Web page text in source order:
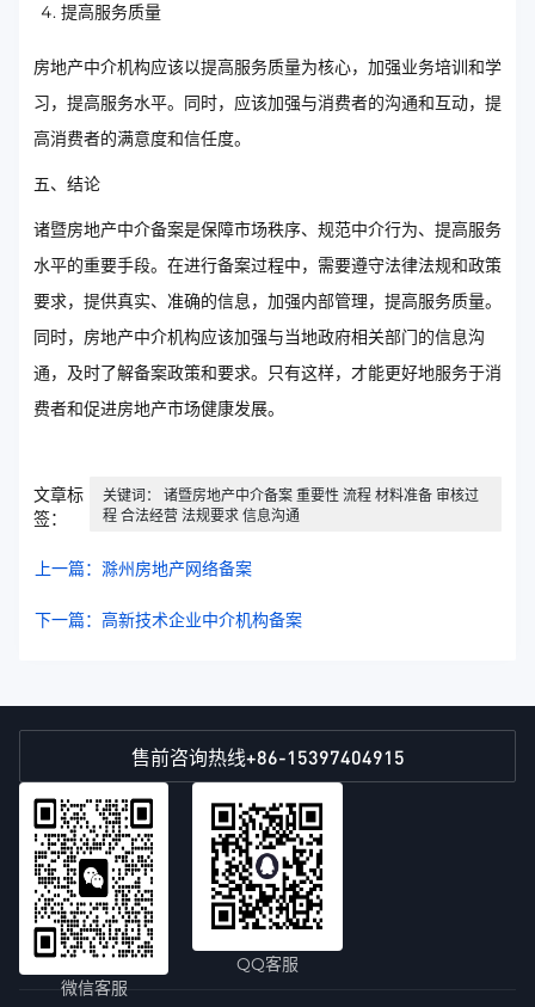
提高服务质量
房地产中介机构应该以提高服务质量为核心，加强业务培训和学
习，提高服务水平。同时，应该加强与消费者的沟通和互动，提
高消费者的满意度和信任度。
五、结论
诸暨房地产中介备案是保障市场秩序、规范中介行为、提高服务
水平的重要手段。在进行备案过程中，需要遵守法律法规和政策
要求，提供真实、准确的信息，加强内部管理，提高服务质量。
同时，房地产中介机构应该加强与当地政府相关部门的信息沟
通，及时了解备案政策和要求。只有这样，才能更好地服务于消
费者和促进房地产市场健康发展。
文章标
签：
关键词： 诸暨房地产中介备案 重要性 流程 材料准备 审核过
程 合法经营 法规要求 信息沟通
上一篇：滁州房地产网络备案
下一篇：高新技术企业中介机构备案
售前咨询热线+86-15397404915
微信客服
QQ客服